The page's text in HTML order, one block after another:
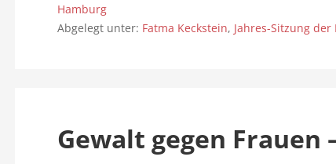
Hamburg
Abgelegt unter: Fatma Keckstein, Jahres-Sitzung
Gewalt gegen Frauen